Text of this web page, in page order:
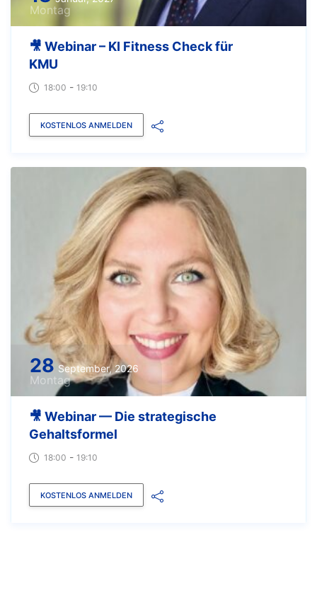
Montag
🎥 Webinar – KI Fitness Check für
KMU
18:00 - 19:10
KOSTENLOS ANMELDEN
28 September, 2026
Montag
🎥 Webinar — Die strategische
Gehaltsformel
18:00 - 19:10
KOSTENLOS ANMELDEN